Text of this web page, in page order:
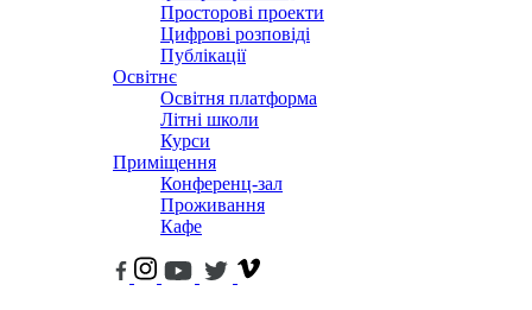
Просторові проекти
Цифрові розповіді
Публікації
Освітнє
Освітня платформа
Літні школи
Курси
Приміщення
Конференц-зал
Проживання
Кафе